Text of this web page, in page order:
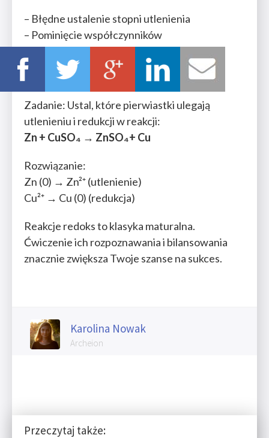
– Błędne ustalenie stopni utlenienia
– Pominięcie współczynników
– Niezbilansowanie ładunku
5. Przykład zadania maturalnego
Zadanie: Ustal, które pierwiastki ulegają
utlenieniu i redukcji w reakcji:
Zn + CuSO₄ → ZnSO₄+ Cu
Rozwiązanie:
Zn (0) → Zn²⁺ (utlenienie)
Cu²⁺ → Cu (0) (redukcja)
Reakcje redoks to klasyka maturalna.
Ćwiczenie ich rozpoznawania i bilansowania
znacznie zwiększa Twoje szanse na sukces.
Karolina Nowak
Archeion
Przeczytaj także: